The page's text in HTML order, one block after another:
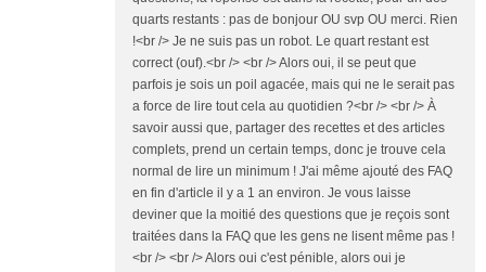
quarts restants : pas de bonjour OU svp OU merci. Rien
!<br /> Je ne suis pas un robot. Le quart restant est
correct (ouf).<br /> <br /> Alors oui, il se peut que
parfois je sois un poil agacée, mais qui ne le serait pas
a force de lire tout cela au quotidien ?<br /> <br /> À
savoir aussi que, partager des recettes et des articles
complets, prend un certain temps, donc je trouve cela
normal de lire un minimum ! J'ai même ajouté des FAQ
en fin d'article il y a 1 an environ. Je vous laisse
deviner que la moitié des questions que je reçois sont
traitées dans la FAQ que les gens ne lisent même pas !
<br /> <br /> Alors oui c'est pénible, alors oui je